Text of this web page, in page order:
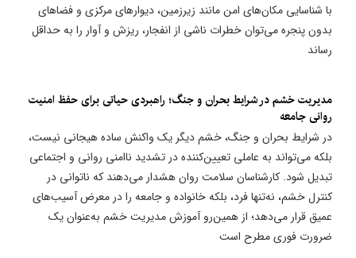
با شناسایی مکان‌های امن مانند زیرزمین، دیوارهای مرکزی و فضاهای
بدون پنجره می‌توان خطرات ناشی از انفجار، ریزش و آوار را به حداقل
رساند
مدیریت خشم در شرایط بحران و جنگ؛ راهبردی حیاتی برای حفظ امنیت
روانی جامعه
در شرایط بحران و جنگ، خشم دیگر یک واکنش ساده هیجانی نیست،
بلکه می‌تواند به عاملی تعیین‌کننده در تشدید ناامنی روانی و اجتماعی
تبدیل شود. کارشناسان سلامت روان هشدار می‌دهند که ناتوانی در
کنترل خشم، نه‌تنها فرد، بلکه خانواده و جامعه را در معرض آسیب‌های
عمیق قرار می‌دهد؛ از همین‌رو آموزش مدیریت خشم به‌عنوان یک
ضرورت فوری مطرح است